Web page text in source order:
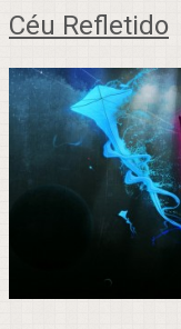
Céu Refletido